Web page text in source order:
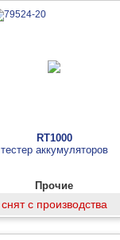
RT1000
тестер аккумуляторов
Прочие
снят с производства